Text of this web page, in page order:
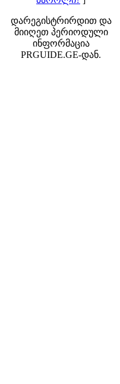
დარეგისტრირდით და
მიიღეთ პერიოდული
ინფორმაცია
PRGUIDE.GE-დან.